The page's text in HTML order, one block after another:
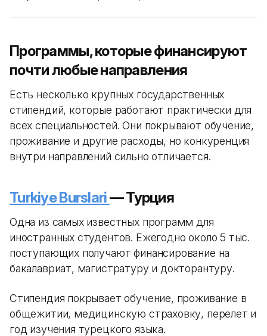
Программы, которые финансируют
почти любые направления
Есть несколько крупных государственных
стипендий, которые работают практически для
всех специальностей. Они покрывают обучение,
проживание и другие расходы, но конкуренция
внутри направлений сильно отличается.
Turkiye Burslari— Турция
Одна из самых известных программ для
иностранных студентов. Ежегодно около 5 тыс.
поступающих получают финансирование на
бакалавриат, магистратуру и докторантуру.
Стипендия покрывает обучение, проживание в
общежитии, медицинскую страховку, перелет и
год изучения турецкого языка.